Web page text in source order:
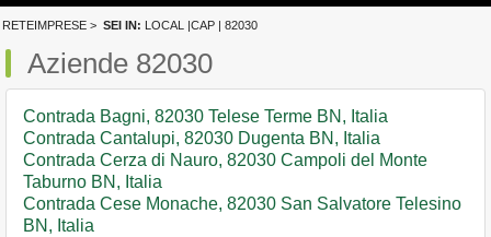
RETEIMPRESE > SEI IN: LOCAL |CAP | 82030
Aziende 82030
Contrada Bagni, 82030 Telese Terme BN, Italia
Contrada Cantalupi, 82030 Dugenta BN, Italia
Contrada Cerza di Nauro, 82030 Campoli del Monte
Taburno BN, Italia
Contrada Cese Monache, 82030 San Salvatore Telesino
BN, Italia